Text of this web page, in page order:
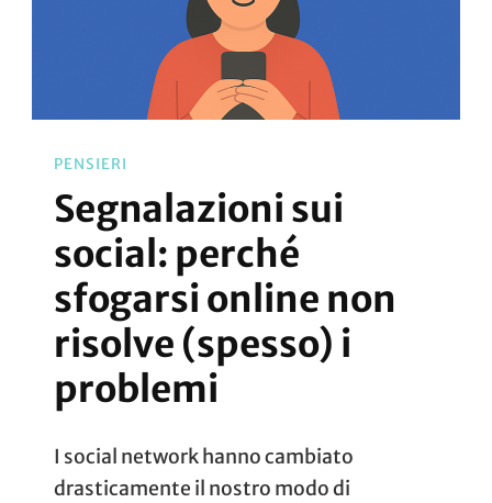
PENSIERI
Segnalazioni sui
social: perché
sfogarsi online non
risolve (spesso) i
problemi
I social network hanno cambiato
drasticamente il nostro modo di